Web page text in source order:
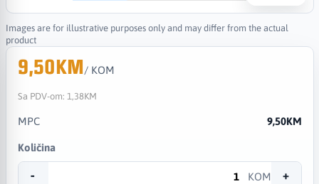
Images are for illustrative purposes only and may differ from the actual
product
9,50KM/ KOM
Sa PDV-om: 1,38KM
MPC 9,50KM
Količina
- KOM +